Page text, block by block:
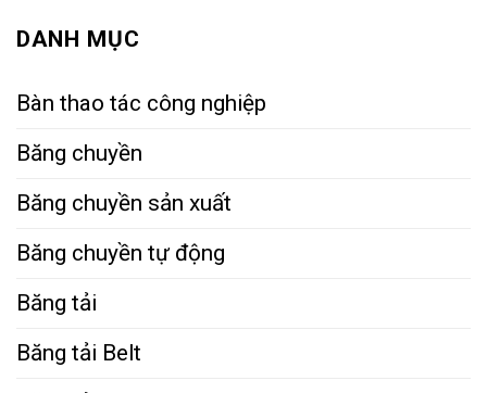
DANH MỤC
Bàn thao tác công nghiệp
Băng chuyền
Băng chuyền sản xuất
Băng chuyền tự động
Băng tải
Băng tải Belt